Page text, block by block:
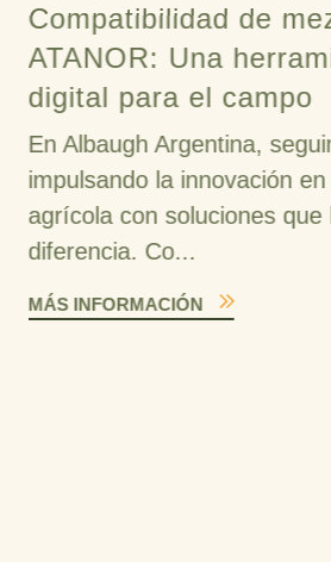
Compatibilidad de
ATANOR: Una
digital para el campo
En Albaugh Argentina,
impulsando la innovación
agrícola con soluciones que
diferencia. Co...
MÁS INFORMACIÓN